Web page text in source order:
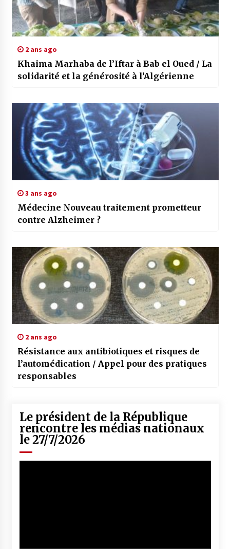
2 ans ago
Khaima Marhaba de l’Iftar à Bab el Oued / La
solidarité et la générosité à l’Algérienne
3 ans ago
Médecine Nouveau traitement prometteur
contre Alzheimer ?
2 ans ago
Résistance aux antibiotiques et risques de
l’automédication / Appel pour des pratiques
responsables
Le président de la République
rencontre les médias nationaux
le 27/7/2026